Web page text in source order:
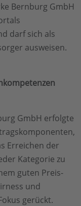
Bernburg GmbH
darf sich als
ausweisen.
GmbH erfolgte
Erreichen der
Kategorie zu
guten Preis-
und
gerückt.